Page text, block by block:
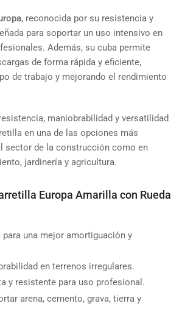
, reconocida por su resistencia y
para soportar un uso intensivo en
Además, su cuba permite
de forma rápida y eficiente,
de trabajo y mejorando el rendimiento
maniobrabilidad y versatilidad
en una de las opciones más
sector de la construcción como en
jardinería y agricultura.
Europa Amarilla con Rueda
para una mejor amortiguación y
en terrenos irregulares.
y resistente para uso profesional.
arena, cemento, grava, tierra y